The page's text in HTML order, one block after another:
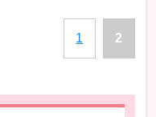
1 2